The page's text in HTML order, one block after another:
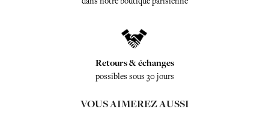
Retours & échanges
possibles sous 30 jours
VOUS AIMEREZ AUSSI